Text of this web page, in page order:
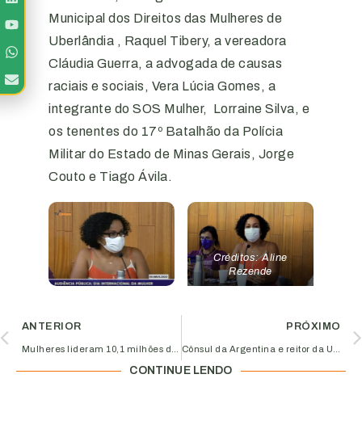
Municipal dos Direitos das Mulheres de
Uberlândia , Raquel Tibery, a vereadora
Cláudia Guerra, a advogada de causas
raciais e sociais, Vera Lúcia Gomes, a
integrante do SOS Mulher, Lorraine Silva, e
os tenentes do 17º Batalhão da Polícia
Militar do Estado de Minas Gerais, Jorge
Couto e Tiago Ávila.
Créditos: Aline
Rezende
ANTERIOR PRÓXIMO
CONTINUE LENDO